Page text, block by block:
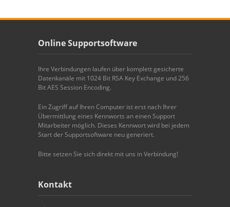
Online Supportsoftware
Ihre Verbindungen laufen über komplett gesicherte
Datenkanäle mit 1024 Bit RSA Key Exchange und 256
Bit AES Session Encoding.
Ein Zugriff auf Ihren Computer ist erst nach Ihrer
Übermittlung eines Kennworts an einen Support
Mitarbeiter möglich. Dieses Kennwort wird bei jedem
Start der Supportsoftware neu generiert.
Bitte setzen Sie sich direkt mit uns in Verbindung!
Kontakt